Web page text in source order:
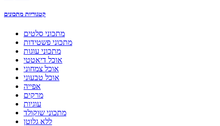
קטגוריות מתכונים
מתכוני סלטים
מתכוני פשטידות
מתכוני עוגות
אוכל דיאטטי
אוכל צמחוני
אוכל טבעוני
אפייה
מרקים
עוגיות
מתכוני שוקולד
ללא גלוטן